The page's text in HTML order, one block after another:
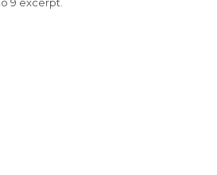
9 excerpt.